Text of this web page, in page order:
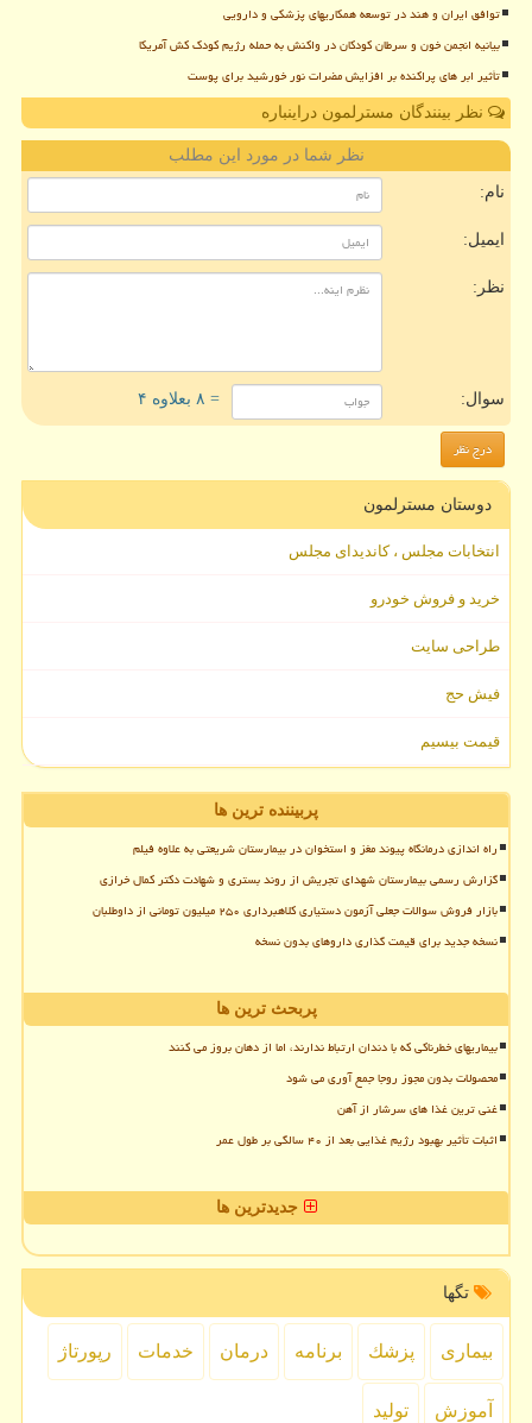
توافق ایران و هند در توسعه همکاریهای پزشکی و دارویی
بیانیه انجمن خون و سرطان کودکان در واکنش به حمله رژیم کودک کش آمریکا
تأثیر ابر های پراکنده بر افزایش مضرات نور خورشید برای پوست
نظر بینندگان مسترلمون دراینباره
نظر شما در مورد این مطلب
نام:
ایمیل:
نظر:
سوال: = ۸ بعلاوه ۴
دوستان مسترلمون
انتخابات مجلس ، کاندیدای مجلس
خرید و فروش خودرو
طراحی سایت
فیش حج
قیمت بیسیم
پربیننده ترین ها
راه اندازی درمانگاه پیوند مغز و استخوان در بیمارستان شریعتی به علاوه فیلم
گزارش رسمی بیمارستان شهدای تجریش از روند بستری و شهادت دکتر کمال خرازی
بازار فروش سوالات جعلی آزمون دستیاری کلاهبرداری ۲۵۰ میلیون تومانی از داوطلبان
نسخه جدید برای قیمت گذاری داروهای بدون نسخه
پربحث ترین ها
بیماریهای خطرناکی که با دندان ارتباط ندارند، اما از دهان بروز می کنند
محصولات بدون مجوز روجا جمع آوری می شود
غنی ترین غذا های سرشار از آهن
اثبات تأثیر بهبود رژیم غذایی بعد از ۴۰ سالگی بر طول عمر
جدیدترین ها
تگها
بیماری پزشك برنامه درمان خدمات رپورتاژ
آموزش تولید